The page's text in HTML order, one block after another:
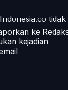
tidak
ke
kejadian